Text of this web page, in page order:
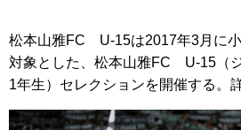
松本山雅FC U-15は2017年3月に
対象とした、松本山雅FC U-15（
1年生）セレクションを開催する。